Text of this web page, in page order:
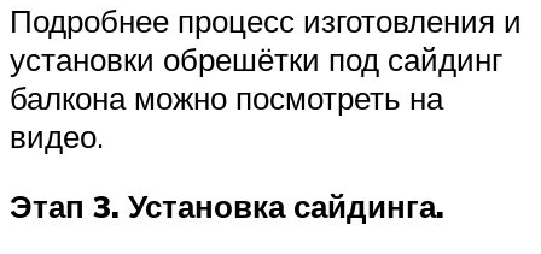
Подробнее процесс изготовления и
установки обрешётки под сайдинг
балкона можно посмотреть на
видео.
Этап 3. Установка сайдинга.